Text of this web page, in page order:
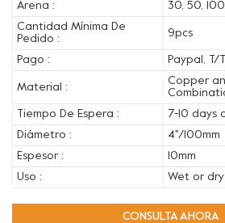
Arena :
30, 50,
Cantidad Mínima De
Pedido :
9pcs
Pago : Paypal, T/T
Material :
Copper
Tiempo De Espera :
7-10 days
Diámetro :
4''/100mm
Espesor :
10mm
Uso :
Wet or dry
CONSULTA AHORA